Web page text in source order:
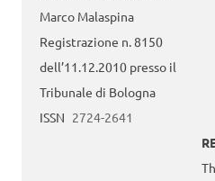
Marco Malaspina
Registrazione n. 8150
dell’11.12.2010 presso il
Tribunale di Bologna
ISSN 2724-2641